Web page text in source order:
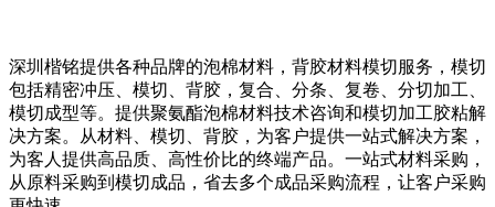
深圳楷铭提供各种品牌的泡棉材料，背胶材料模切服务，模切
包括精密冲压、模切、背胶，复合、分条、复卷、分切加工、
模切成型等。提供聚氨酯泡棉材料技术咨询和模切加工胶粘解
决方案。从材料、模切、背胶，为客户提供一站式解决方案，
为客人提供高品质、高性价比的终端产品。一站式材料采购，
从原料采购到模切成品，省去多个成品采购流程，让客户采购